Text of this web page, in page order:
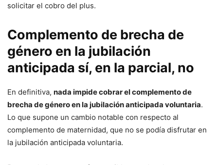
solicitar el cobro del plus.
Complemento de brecha de
género en la jubilación
anticipada sí, en la parcial, no
En definitiva, nada impide cobrar el complemento de
brecha de género en la jubilación anticipada voluntaria.
Lo que supone un cambio notable con respecto al
complemento de maternidad, que no se podía disfrutar en
la jubilación anticipada voluntaria.